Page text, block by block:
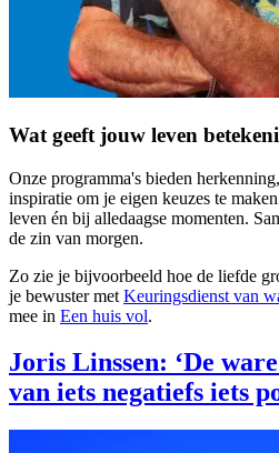
Wat geeft jouw leven
Onze programma's bieden
inspiratie om je eigen keuzes te
leven én bij alledaagse momenten.
de zin van morgen.
Zo zie je bijvoorbeeld hoe de liefde
je bewuster met Keuringsdienst van
mee in Een huis vol.
Joris Linssen: ‘De
van iets negatiefs iets